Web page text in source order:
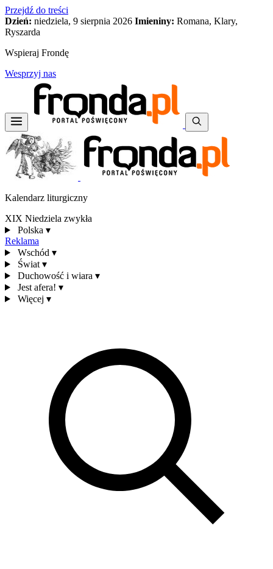
Przejdź do treści
Dzień: niedziela, 9 sierpnia 2026 Imieniny: Romana, Klary,
Ryszarda
Wspieraj Frondę
Wesprzyj nas
Kalendarz liturgiczny
XIX Niedziela zwykła
Polska ▾
Reklama
Wschód ▾
Świat ▾
Duchowość i wiara ▾
Jest afera! ▾
Więcej ▾